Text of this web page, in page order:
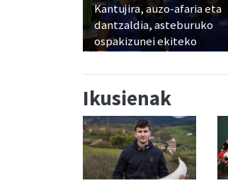
Kantujira, auzo-afaria eta
dantzaldia, asteburuko
ospakizunei ekiteko
Ikusienak